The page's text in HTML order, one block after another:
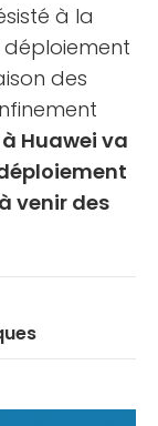
à la
déploiement
des
Huawei va
venir des